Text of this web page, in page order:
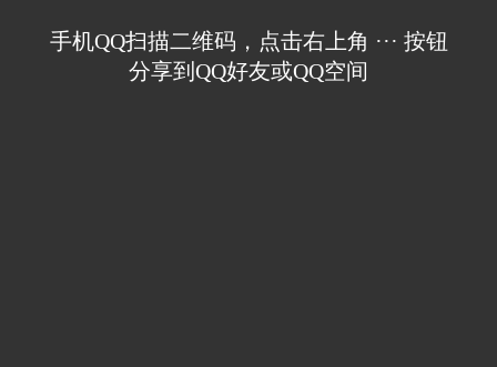
手机QQ扫描二维码，点击右上角 ··· 按钮
分享到QQ好友或QQ空间